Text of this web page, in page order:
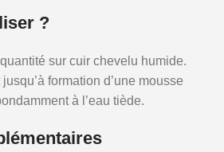
?
sur cuir chevelu humide.
formation d’une mousse
à l’eau tiède.